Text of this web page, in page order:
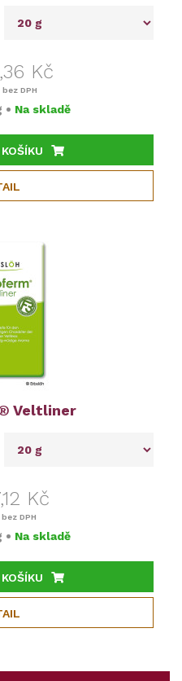
Kč
bez DPH
• Na skladě
Veltliner
Kč
bez DPH
• Na skladě